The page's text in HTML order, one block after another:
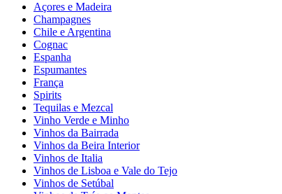
Açores e Madeira
Champagnes
Chile e Argentina
Cognac
Espanha
Espumantes
França
Spirits
Tequilas e Mezcal
Vinho Verde e Minho
Vinhos da Bairrada
Vinhos da Beira Interior
Vinhos de Italia
Vinhos de Lisboa e Vale do Tejo
Vinhos de Setúbal